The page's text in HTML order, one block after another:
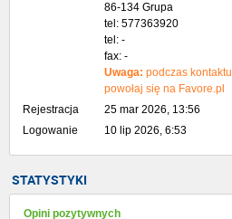
86-134 Grupa
tel: 577363920
tel: -
fax: -
Uwaga: podczas kontaktu
powołaj się na Favore.pl
Rejestracja
25 mar 2026, 13:56
Logowanie
10 lip 2026, 6:53
STATYSTYKI
Opini pozytywnych